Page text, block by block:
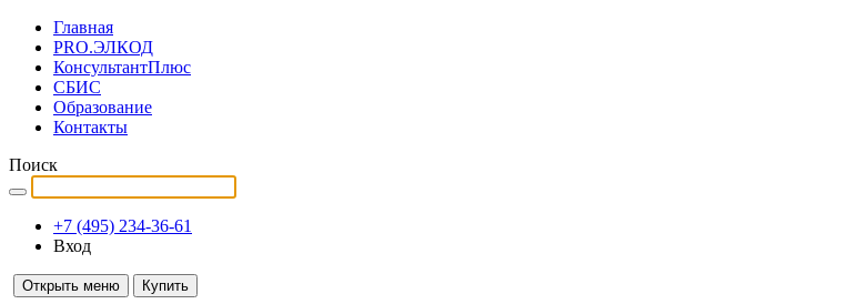
Главная
PRO.ЭЛКОД
КонсультантПлюс
СБИС
Образование
Контакты
Поиск
+7 (495) 234-36-61
Вход
Открыть меню Купить